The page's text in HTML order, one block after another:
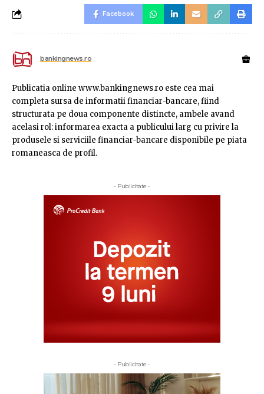
Facebook
bankingnews.ro
Publicatia online www.bankingnews.ro este cea mai
completa sursa de informatii financiar-bancare, fiind
structurata pe doua componente distincte, ambele avand
acelasi rol: informarea exacta a publicului larg cu privire la
produsele si serviciile financiar-bancare disponibile pe piata
romaneasca de profil.
- Publicitate -
- Publicitate -